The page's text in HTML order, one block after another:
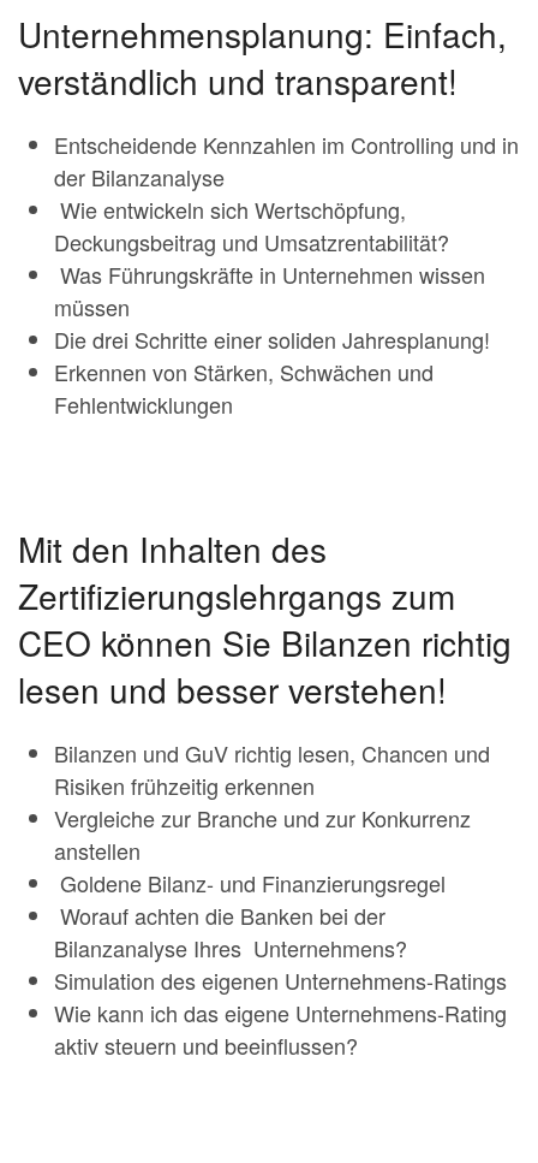
Unternehmensplanung: Einfach,
verständlich und transparent!
Entscheidende Kennzahlen im Controlling und in
der Bilanzanalyse
Wie entwickeln sich Wertschöpfung,
Deckungsbeitrag und Umsatzrentabilität?
Was Führungskräfte in Unternehmen wissen
müssen
Die drei Schritte einer soliden Jahresplanung!
Erkennen von Stärken, Schwächen und
Fehlentwicklungen
Mit den Inhalten des
Zertifizierungslehrgangs zum
CEO können Sie Bilanzen richtig
lesen und besser verstehen!
Bilanzen und GuV richtig lesen, Chancen und
Risiken frühzeitig erkennen
Vergleiche zur Branche und zur Konkurrenz
anstellen
Goldene Bilanz- und Finanzierungsregel
Worauf achten die Banken bei der
Bilanzanalyse Ihres Unternehmens?
Simulation des eigenen Unternehmens-Ratings
Wie kann ich das eigene Unternehmens-Rating
aktiv steuern und beeinflussen?